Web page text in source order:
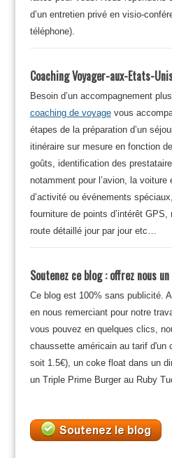
d’un entretien privé en visio-
téléphone).
Coaching Voyager-aux-Etats-
Besoin d’un accompagnement
coaching de voyagevous
étapes de la préparation d’un
itinéraire sur mesure en fonction
goûts, identification des
notamment pour l’avion, la
d’activité ou événements
fourniture de points d’intérêt GPS,
route détaillé jour par jour etc…
Soutenez ce blog : offrez nous
Ce blog est 100% sans publicité.
en nous remerciant pour notre
vous pouvez en quelques clics,
chaussette américain au tarif d'un
soit 1.5€), un coke float dans un
un Triple Prime Burger au Ruby